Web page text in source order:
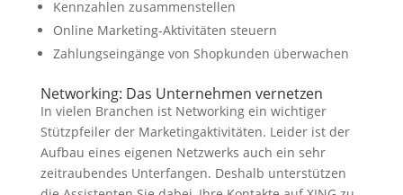
Kennzahlen zusammenstellen
Online Marketing-Aktivitäten steuern
Zahlungseingänge von Shopkunden überwachen
Networking: Das Unternehmen vernetzen
In vielen Branchen ist Networking ein wichtiger
Stützpfeiler der Marketingaktivitäten. Leider ist der
Aufbau eines eigenen Netzwerks auch ein sehr
zeitraubendes Unterfangen. Deshalb unterstützen